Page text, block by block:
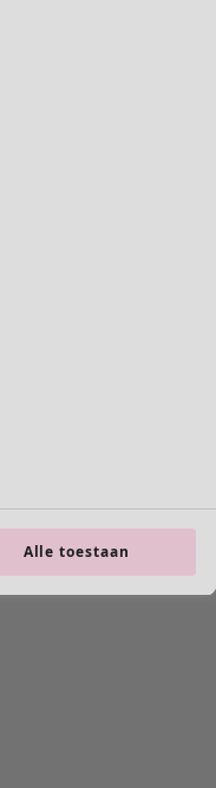
Alle toestaan